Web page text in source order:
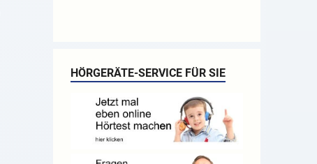
HÖRGERÄTE-SERVICE FÜR SIE